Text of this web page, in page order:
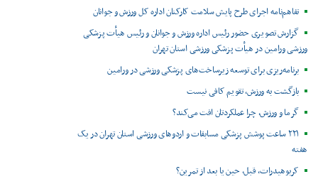
تفاهم‌نامه اجرای طرح پایش سلامت کارکنان اداره کل ورزش و جوانان
گزارش تصویری حضور رئیس اداره ورزش و جوانان و رئیس هیأت پزشکی
ورزشی ورامین در هیأت پزشکی ورزشی استان تهران
برنامه‌ریزی برای توسعه زیرساخت‌های پزشکی ورزشی در ورامین
بازگشت به ورزش، تقویم کافی نیست
گرما و ورزش، چرا عملکردتان افت می‌کند؟
۲۲۱ ساعت پوشش پزشکی مسابقات و اردوهای ورزشی استان تهران در یک
هفته
کربوهیدرات، قبل، حین یا بعد از تمرین؟